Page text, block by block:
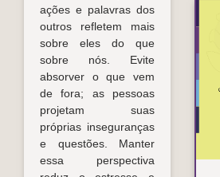
ações e palavras dos
outros refletem mais
sobre eles do que
sobre nós. Evite
absorver o que vem
de fora; as pessoas
projetam suas
próprias inseguranças
e questões. Manter
essa perspectiva